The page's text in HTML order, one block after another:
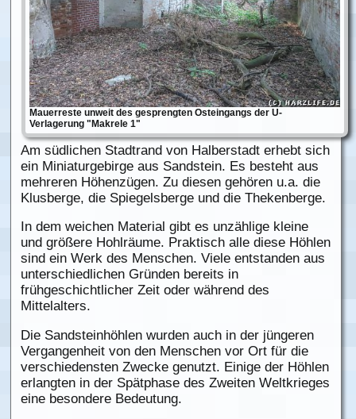
Mauerreste unweit des gesprengten Osteingangs der U-
Verlagerung "Makrele 1"
Am südlichen Stadtrand von Halberstadt erhebt sich
ein Miniaturgebirge aus Sandstein. Es besteht aus
mehreren Höhenzügen. Zu diesen gehören u.a. die
Klusberge, die Spiegelsberge und die Thekenberge.
In dem weichen Material gibt es unzählige kleine
und größere Hohlräume. Praktisch alle diese Höhlen
sind ein Werk des Menschen. Viele entstanden aus
unterschiedlichen Gründen bereits in
frühgeschichtlicher Zeit oder während des
Mittelalters.
Die Sandsteinhöhlen wurden auch in der jüngeren
Vergangenheit von den Menschen vor Ort für die
verschiedensten Zwecke genutzt. Einige der Höhlen
erlangten in der Spätphase des Zweiten Weltkrieges
eine besondere Bedeutung.